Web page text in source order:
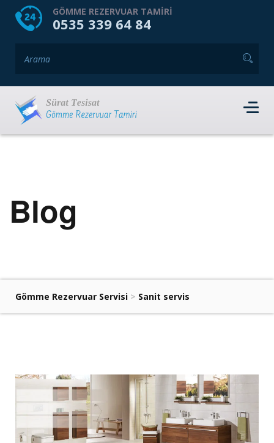
HOME HAKKIMIZDA
GÖMME REZERVUAR TAMIRI
0535 339 64 84
Blog
Gömme Rezervuar Servisi > Sanit servis